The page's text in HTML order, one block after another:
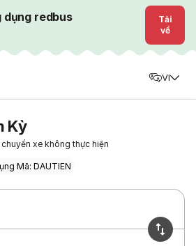
dụng redbus
Tải
về
VI
Kỳ
xe không thực hiện
Mã: DAUTIEN